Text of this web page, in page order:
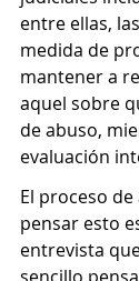
entre ellas,
medida de
mantener a
aquel sobre
de abuso,
evaluación
El proceso
pensar esto
entrevista
sencillo